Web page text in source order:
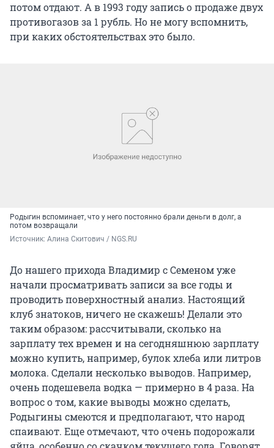
потом отдают. А в 1993 году запись о продаже двух
противогазов за 1 рубль. Но не могу вспомнить,
при каких обстоятельствах это было.
Родыгин вспоминает, что у него постоянно брали деньги в долг, а
потом возвращали
Источник: Алина Скитович / NGS.RU
До нашего прихода Владимир с Семеном уже
начали просматривать записи за все годы и
проводить поверхностный анализ. Настоящий
клуб знатоков, ничего не скажешь! Делали это
таким образом: рассчитывали, сколько на
зарплату тех времен и на сегодняшнюю зарплату
можно купить, например, булок хлеба или литров
молока. Сделали несколько выводов. Например,
очень подешевела водка — примерно в 4 раза. На
вопрос о том, какие выводы можно сделать,
Родыгины смеются и предполагают, что народ
спаивают. Еще отмечают, что очень подорожали